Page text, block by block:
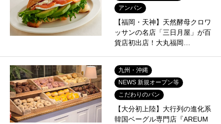
アンパン
【福岡・天神】天然酵母クロワ
ッサンの名店「三日月屋」が百
貨店初出店！大丸福岡…
九州・沖縄
NEWS 新規オープン等
こだわりのパン
【大分初上陸】大行列の進化系
韓国ベーグル専門店『AREUM